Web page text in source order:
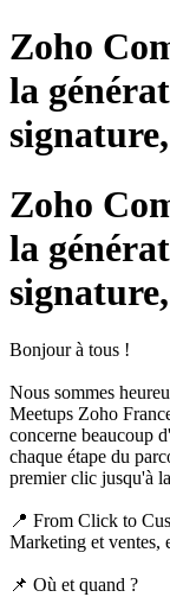
Zoho
la
Zoho
la
Bonjour à tous !
Nous sommes
Meetups Zoho
concerne beaucoup
chaque étape du
premier clic jusqu'à
📍 From Click to
Marketing et ventes,
📌 Où et quand ?